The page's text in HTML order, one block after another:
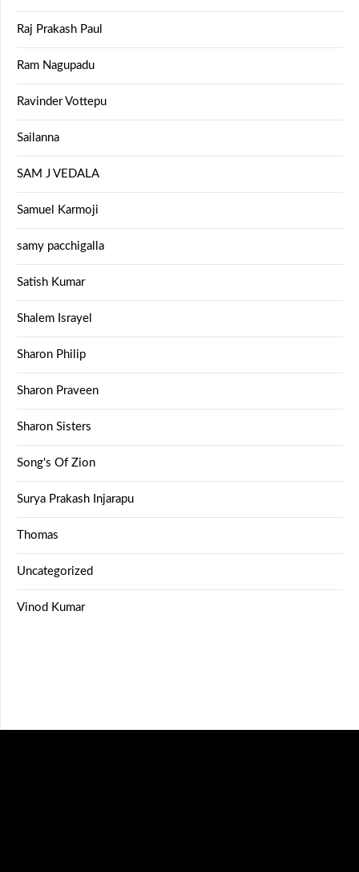
Raj Prakash Paul
Ram Nagupadu
Ravinder Vottepu
Sailanna
SAM J VEDALA
Samuel Karmoji
samy pacchigalla
Satish Kumar
Shalem Israyel
Sharon Philip
Sharon Praveen
Sharon Sisters
Song's Of Zion
Surya Prakash Injarapu
Thomas
Uncategorized
Vinod Kumar